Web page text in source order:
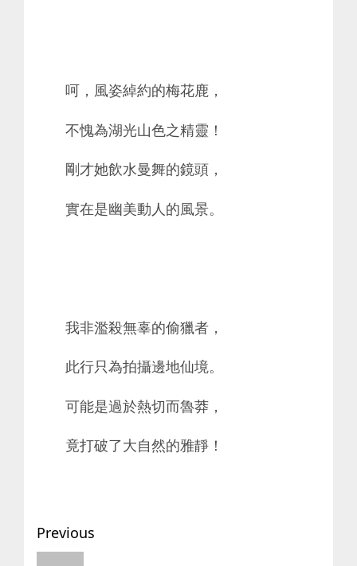
呵，風姿綽約的梅花鹿，
不愧為湖光山色之精靈！
剛才她飲水曼舞的鏡頭，
實在是幽美動人的風景。
我非濫殺無辜的偷獵者，
此行只為拍攝邊地仙境。
可能是過於熱切而魯莽，
竟打破了大自然的雅靜！
Post
Previous